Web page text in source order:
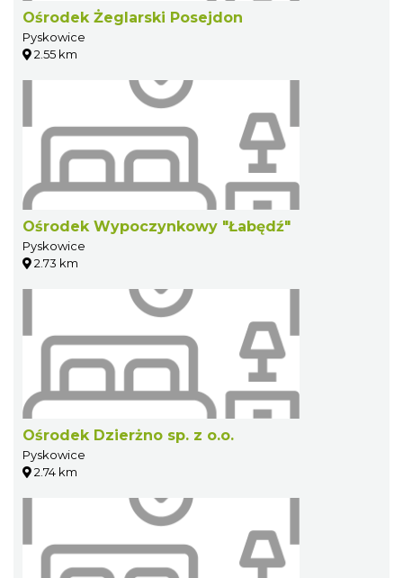
Ośrodek Żeglarski Posejdon
Pyskowice
2.55 km
Ośrodek Wypoczynkowy "Łabędź"
Pyskowice
2.73 km
Ośrodek Dzierżno sp. z o.o.
Pyskowice
2.74 km